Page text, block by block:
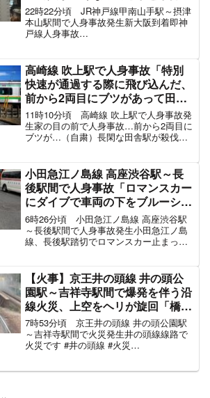
スポンサーリンク